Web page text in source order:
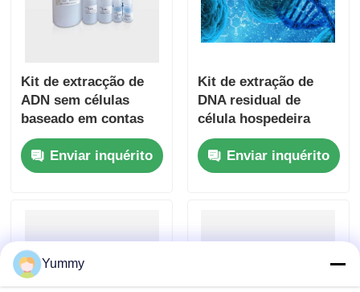
Kit de extracção de
ADN sem células
baseado em contas
magnéticas
Enviar inquérito
Kit de extração de
DNA residual de
célula hospedeira
com base em esfera
magnética
Enviar inquérito
Yummy